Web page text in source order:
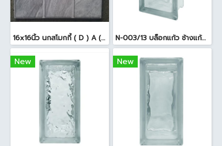
16x16นิ้ว นกสโมกกี้ ( D ) A (Pack6) N-003/13 บล็อกแก้ว ช้างแก้ว WOW พริ้วแก้ว ( 24x11.5x8cm )
New New